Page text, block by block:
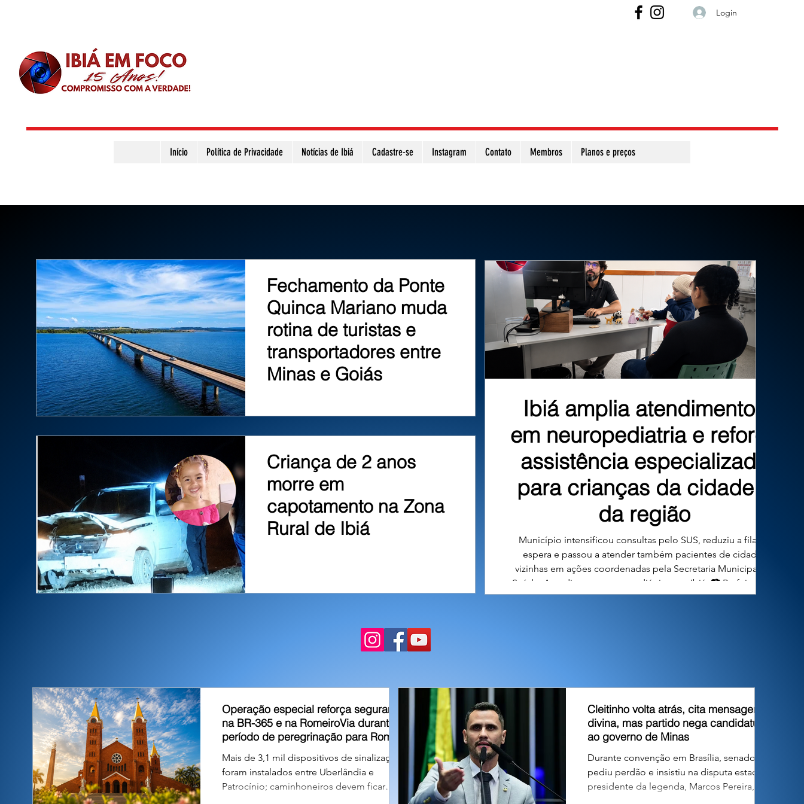
Login
Início Política de Privacidade Notícias de Ibiá Cadastre-se Instagram Contato Membros Planos e preços
Fechamento da Ponte
Quinca Mariano muda
rotina de turistas e
transportadores entre
Minas e Goiás
Criança de 2 anos
morre em
capotamento na Zona
Rural de Ibiá
Ibiá amplia atendimentos
em neuropediatria e reforça
assistência especializada
para crianças da cidade e
da região
Município intensificou consultas pelo SUS, reduziu a fila de
espera e passou a atender também pacientes de cidades
vizinhas em ações coordenadas pela Secretaria Municipal de
Saúde. Atendimento neuropediátrico em Ibiá. 📷 Prefeitura de
Ibiá. A Prefeitura de Ibiá, por meio da Secretaria Municipal de
Operação especial reforça segurança
na BR-365 e na RomeiroVia durante
período de peregrinação para Romaria
Mais de 3,1 mil dispositivos de sinalização
foram instalados entre Uberlândia e
Patrocínio; caminhoneiros devem ficar
Cleitinho volta atrás, cita mensagem
divina, mas partido nega candidatura
ao governo de Minas
Durante convenção em Brasília, senador
pediu perdão e insistiu na disputa estadual;
presidente da legenda, Marcos Pereira,